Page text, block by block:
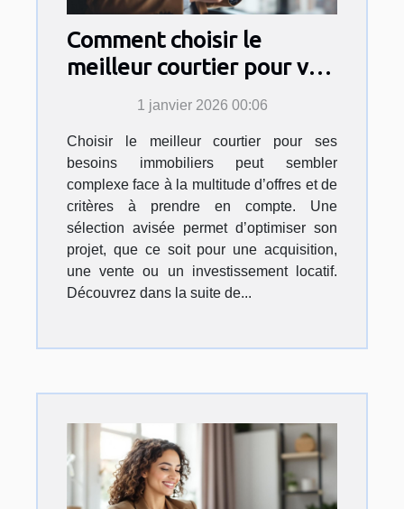
Comment choisir le
meilleur courtier pour vos
besoins immobiliers ?
1 janvier 2026 00:06
Choisir le meilleur courtier pour ses
besoins immobiliers peut sembler
complexe face à la multitude d’offres et de
critères à prendre en compte. Une
sélection avisée permet d’optimiser son
projet, que ce soit pour une acquisition,
une vente ou un investissement locatif.
Découvrez dans la suite de...